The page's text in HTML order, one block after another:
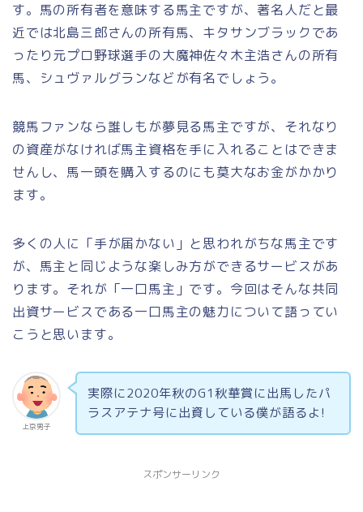
す。馬の所有者を意味する馬主ですが、著名人だと最
近では北島三郎さんの所有馬、キタサンブラックであ
ったり元プロ野球選手の大魔神佐々木主浩さんの所有
馬、シュヴァルグランなどが有名でしょう。
競馬ファンなら誰しもが夢見る馬主ですが、それなり
の資産がなければ馬主資格を手に入れることはできま
せんし、馬一頭を購入するのにも莫大なお金がかかり
ます。
多くの人に「手が届かない」と思われがちな馬主です
が、馬主と同じような楽しみ方ができるサービスがあ
ります。それが「一口馬主」です。今回はそんな共同
出資サービスである一口馬主の魅力について語ってい
こうと思います。
上京男子
実際に2020年秋のG1秋華賞に出馬したパ
ラスアテナ号に出資している僕が語るよ!
スポンサーリンク